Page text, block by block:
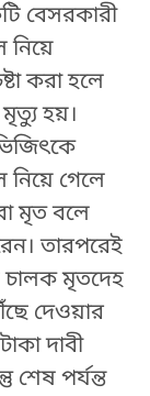
বেসরকারী
নিয়ে
করা হলে
হয়।
নিয়ে গেলে
মৃত বলে
তারপরেই
চালক মৃতদেহ
দেওয়ার
দাবী
শেষ পর্যন্ত